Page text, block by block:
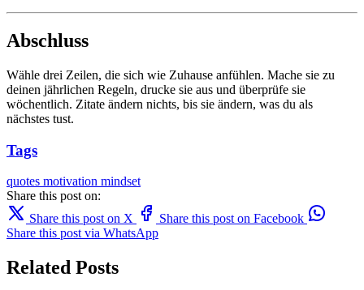
Abschluss
Wähle drei Zeilen, die sich wie Zuhause anfühlen. Mache sie zu
deinen jährlichen Regeln, drucke sie aus und überprüfe sie
wöchentlich. Zitate ändern nichts, bis sie ändern, was du als
nächstes tust.
Tags
quotes motivation mindset
Share this post on:
Share this post on X
Share this post on Facebook
Share this post via WhatsApp
Related Posts